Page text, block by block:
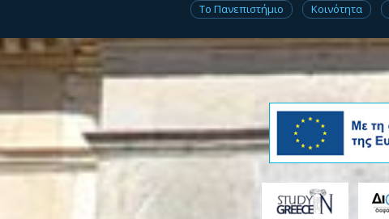
Το Πανεπιστήμιο Κοινότητα